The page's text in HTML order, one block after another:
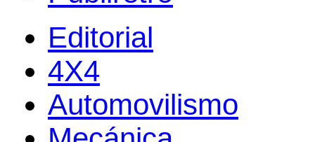
Editorial
4X4
Automovilismo